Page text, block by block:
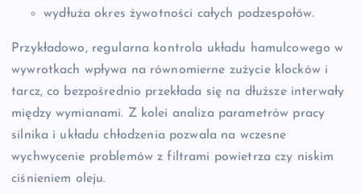
wydłuża okres żywotności całych podzespołów.
Przykładowo, regularna kontrola układu hamulcowego w
wywrotkach wpływa na równomierne zużycie klocków i
tarcz, co bezpośrednio przekłada się na dłuższe interwały
między wymianami. Z kolei analiza parametrów pracy
silnika i układu chłodzenia pozwala na wczesne
wychwycenie problemów z filtrami powietrza czy niskim
ciśnieniem oleju.